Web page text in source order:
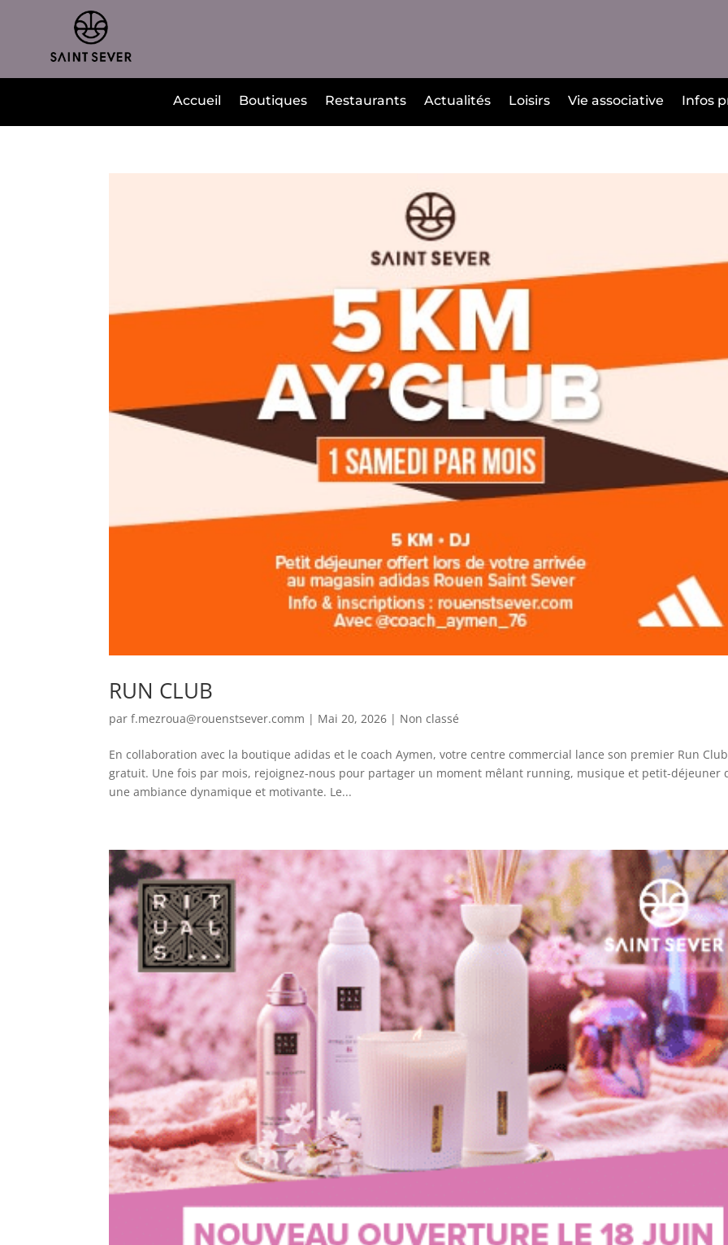
Accueil Boutiques Restaurants Actualités Loisirs Vie associative Infos
RUN CLUB
parf.mezroua@rouenstsever.comm | Mai 20, 2026 | Non classé
En collaboration avec la boutique adidas et le coach Aymen, votre centre commercial lance son premier Run Club
gratuit. Une fois par mois, rejoignez-nous pour partager un moment mêlant running, musique et petit-déjeuner
une ambiance dynamique et motivante. Le...